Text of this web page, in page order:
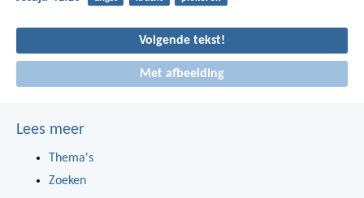
Volgende tekst!
Met afbeelding
Lees meer
Thema's
Zoeken